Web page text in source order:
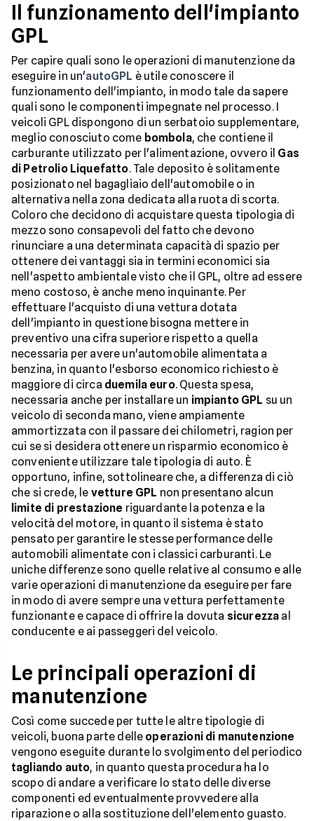
Il funzionamento dell'impianto
GPL
Per capire quali sono le operazioni di manutenzione da
eseguire in un'autoGPL è utile conoscere il
funzionamento dell'impianto, in modo tale da sapere
quali sono le componenti impegnate nel processo. I
veicoli GPL dispongono di un serbatoio supplementare,
meglio conosciuto come bombola, che contiene il
carburante utilizzato per l'alimentazione, ovvero il Gas
di Petrolio Liquefatto. Tale deposito è solitamente
posizionato nel bagagliaio dell'automobile o in
alternativa nella zona dedicata alla ruota di scorta.
Coloro che decidono di acquistare questa tipologia di
mezzo sono consapevoli del fatto che devono
rinunciare a una determinata capacità di spazio per
ottenere dei vantaggi sia in termini economici sia
nell'aspetto ambientale visto che il GPL, oltre ad essere
meno costoso, è anche meno inquinante. Per
effettuare l'acquisto di una vettura dotata
dell'impianto in questione bisogna mettere in
preventivo una cifra superiore rispetto a quella
necessaria per avere un'automobile alimentata a
benzina, in quanto l'esborso economico richiesto è
maggiore di circa duemila euro. Questa spesa,
necessaria anche per installare un impianto GPL su un
veicolo di seconda mano, viene ampiamente
ammortizzata con il passare dei chilometri, ragion per
cui se si desidera ottenere un risparmio economico è
conveniente utilizzare tale tipologia di auto. È
opportuno, infine, sottolineare che, a differenza di ciò
che si crede, le vetture GPL non presentano alcun
limite di prestazione riguardante la potenza e la
velocità del motore, in quanto il sistema è stato
pensato per garantire le stesse performance delle
automobili alimentate con i classici carburanti. Le
uniche differenze sono quelle relative al consumo e alle
varie operazioni di manutenzione da eseguire per fare
in modo di avere sempre una vettura perfettamente
funzionante e capace di offrire la dovuta sicurezza al
conducente e ai passeggeri del veicolo.
Le principali operazioni di
manutenzione
Così come succede per tutte le altre tipologie di
veicoli, buona parte delle operazioni di manutenzione
vengono eseguite durante lo svolgimento del periodico
tagliando auto, in quanto questa procedura ha lo
scopo di andare a verificare lo stato delle diverse
componenti ed eventualmente provvedere alla
riparazione o alla sostituzione dell'elemento guasto.